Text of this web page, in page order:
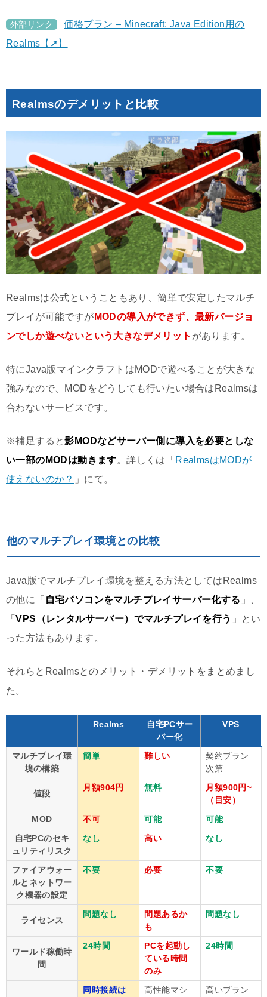
外部リンク
価格プラン – Minecraft: Java Edition用の
Realms【➚】
Realmsのデメリットと比較
Realmsは公式ということもあり、簡単で安定したマルチ
プレイが可能ですが MODの導入ができず、最新バージョ
ンでしか遊べないという大きなデメリット があります。
特にJava版マインクラフトはMODで遊べることが大きな
強みなので、MODをどうしても行いたい場合はRealmsは
合わないサービスです。
※補足すると影MODなどサーバー側に導入を必要としな
い一部のMODは動きます。詳しくは「 RealmsはMODが
使えないのか？
」にて。
他のマルチプレイ環境との比較
Java版でマルチプレイ環境を整える方法としてはRealms
の他に「 自宅パソコンをマルチプレイサーバー化する 」、
「VPS（レンタルサーバー）でマルチプレイを行う 」とい
った方法もあります。
それらとRealmsとのメリット・デメリットをまとめまし
た。
Realms
自宅PCサー
バー化
VPS
マルチプレイ環
境の構築
簡単 難しい
契約プラン
次第
値段
月額904円 無料
月額900円~
（目安）
MOD
不可 可能
可能
自宅PCのセキ
ュリティリスク
なし 高い なし
ファイアウォー
ルとネットワー
ク機器の設定
不要 必要 不要
ライセンス
問題なし
問題あるか
も
問題なし
ワールド稼働時
間
24時間
PCを起動し
ている時間
のみ
24時間
同時接続は
高性能マシ
高いプラン